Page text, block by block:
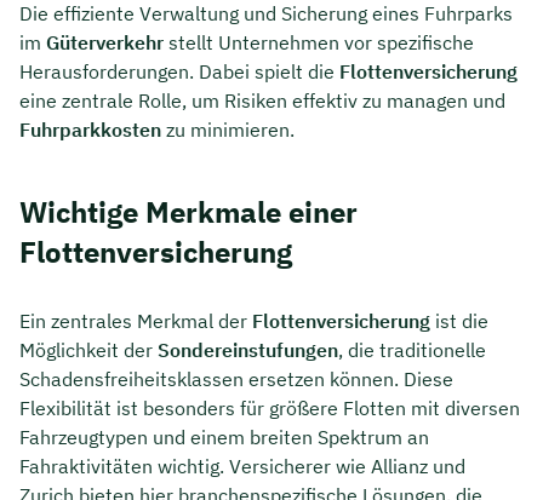
Die effiziente Verwaltung und Sicherung eines Fuhrparks
im Güterverkehr stellt Unternehmen vor spezifische
Herausforderungen. Dabei spielt die Flottenversicherung
eine zentrale Rolle, um Risiken effektiv zu managen und
Fuhrparkkosten zu minimieren.
Wichtige Merkmale einer
Flottenversicherung
Ein zentrales Merkmal der Flottenversicherung ist die
Möglichkeit der Sondereinstufungen, die traditionelle
Schadensfreiheitsklassen ersetzen können. Diese
Flexibilität ist besonders für größere Flotten mit diversen
Fahrzeugtypen und einem breiten Spektrum an
Fahraktivitäten wichtig. Versicherer wie Allianz und
Zurich bieten hier branchenspezifische Lösungen, die